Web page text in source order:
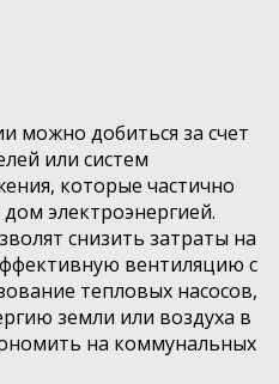
можно добиться за счет
или систем
которые частично
электроэнергией.
снизить затраты на
вентиляцию с
тепловых насосов,
земли или воздуха в
на коммунальных